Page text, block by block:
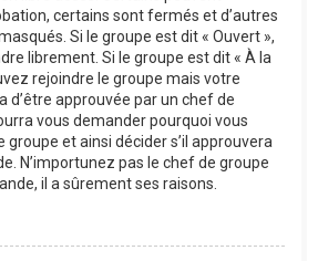
certains sont fermés et d’autres
Si le groupe est dit « Ouvert »,
librement. Si le groupe est dit « À la
rejoindre le groupe mais votre
d’être approuvée par un chef de
vous demander pourquoi vous
et ainsi décider s’il approuvera
N’importunez pas le chef de groupe
il a sûrement ses raisons.